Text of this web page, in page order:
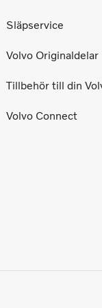
Släpservice
Volvo Originaldelar
Tillbehör till din
Volvo Connect